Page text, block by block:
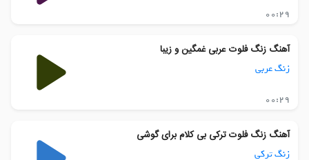
00:29
آهنگ زنگ فلوت عربی غمگین و زیبا
زنگ عربی
00:29
آهنگ زنگ فلوت ترکی بی کلام برای گوشی
زنگ ترکی